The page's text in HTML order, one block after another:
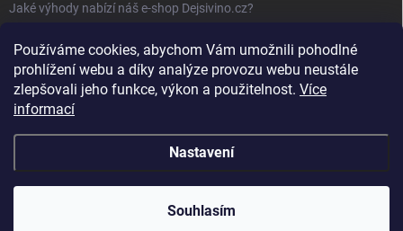
Používáme cookies, abychom Vám umožnili pohodlné
prohlížení webu a díky analýze provozu webu neustále
zlepšovali jeho funkce, výkon a použitelnost. Více
informací
Nastavení
Souhlasím
Jaké výhody nabízí náš e-shop Dejsivino.cz?
Dejsivino.cz. Všechna práva vyhrazena.